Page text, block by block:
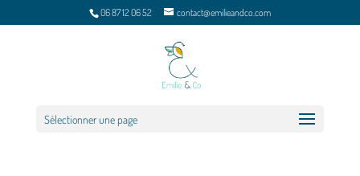
06 87 12 06 52 contact@emilieandco.com
Sélectionner une page